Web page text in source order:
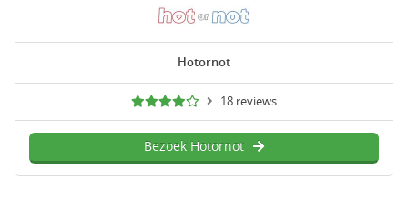
Hotornot
18 reviews
Bezoek Hotornot